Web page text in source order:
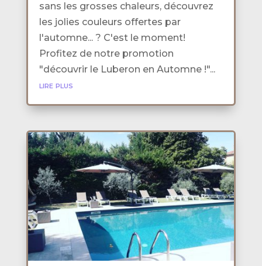
sans les grosses chaleurs, découvrez
les jolies couleurs offertes par
l'automne... ? C'est le moment!
Profitez de notre promotion
"découvrir le Luberon en Automne !"...
lire plus